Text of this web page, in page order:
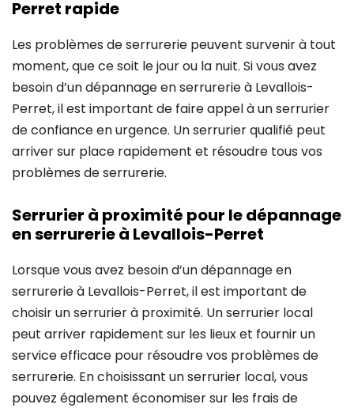
Perret rapide
Les problèmes de serrurerie peuvent survenir à tout
moment, que ce soit le jour ou la nuit. Si vous avez
besoin d’un dépannage en serrurerie à Levallois-
Perret, il est important de faire appel à un serrurier
de confiance en urgence. Un serrurier qualifié peut
arriver sur place rapidement et résoudre tous vos
problèmes de serrurerie.
Serrurier à proximité pour le dépannage
en serrurerie à Levallois-Perret
Lorsque vous avez besoin d’un dépannage en
serrurerie à Levallois-Perret, il est important de
choisir un serrurier à proximité. Un serrurier local
peut arriver rapidement sur les lieux et fournir un
service efficace pour résoudre vos problèmes de
serrurerie. En choisissant un serrurier local, vous
pouvez également économiser sur les frais de